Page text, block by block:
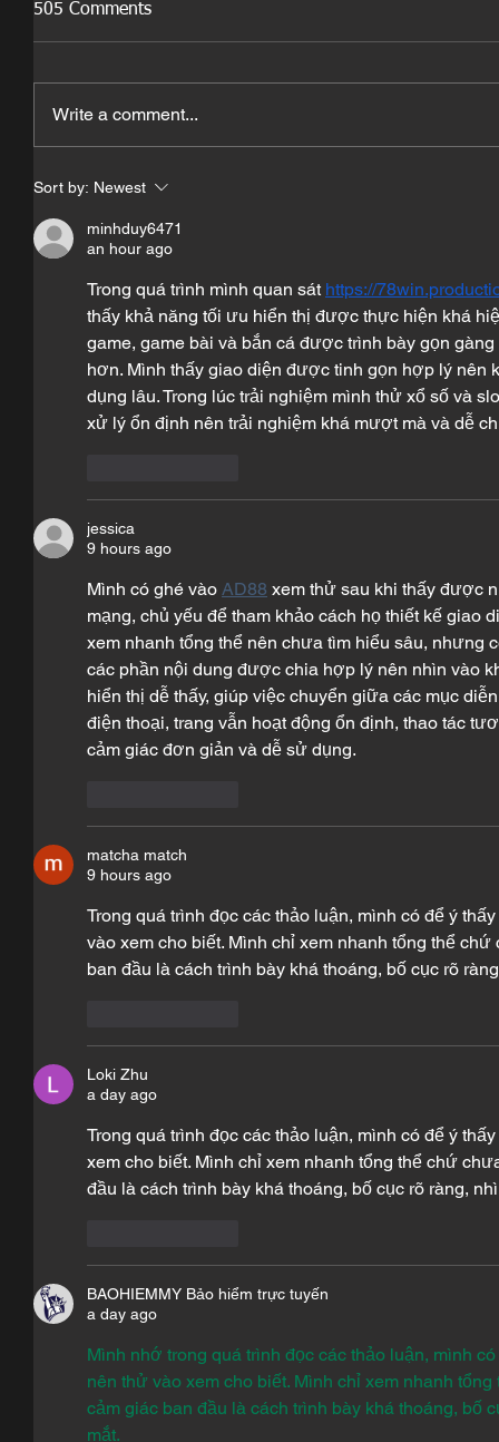
505 Comments
Write a comment...
Sort by: Newest
minhduy6471
an hour ago
Trong quá trình mình quan sát https://
thấy khả năng tối ưu hiển thị được thực hiện khá
game, game bài và bắn cá được trình bày gọn
hơn. Mình thấy giao diện được tinh gọn hợp lý nên
dụng lâu. Trong lúc trải nghiệm mình thử xổ số và
xử lý ổn định nên trải nghiệm khá mượt mà và dễ
jessica
9 hours ago
Mình có ghé vào AD88 xem thử sau khi thấy được
mạng, chủ yếu để tham khảo cách họ thiết kế giao
xem nhanh tổng thể nên chưa tìm hiểu sâu, nhưng
các phần nội dung được chia hợp lý nên nhìn vào
hiển thị dễ thấy, giúp việc chuyển giữa các mục
điện thoại, trang vẫn hoạt động ổn định, thao tác
cảm giác đơn giản và dễ sử dụng.
matcha match
9 hours ago
Trong quá trình đọc các thảo luận, mình có để ý thấy
vào xem cho biết. Mình chỉ xem nhanh tổng thể
ban đầu là cách trình bày khá thoáng, bố cục rõ
Loki Zhu
a day ago
Trong quá trình đọc các thảo luận, mình có để ý thấy
xem cho biết. Mình chỉ xem nhanh tổng thể chứ
đầu là cách trình bày khá thoáng, bố cục rõ ràng,
BAOHIEMMY Bảo hiểm trực tuyến
a day ago
Mình nhớ trong quá trình đọc các thảo luận, mình
nên thử vào xem cho biết. Mình chỉ xem nhanh
cảm giác ban đầu là cách trình bày khá thoáng, bố
mắt.